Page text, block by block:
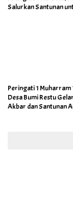
Salurkan Santunan
Peringati 1 Muharram
Desa Bumi Restu
Akbar dan Santunan